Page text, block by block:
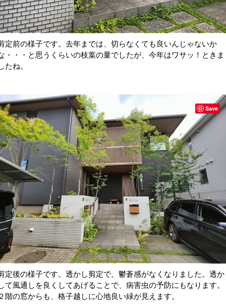
定前の様子です。去年までは、切らなくても良いんじゃないか
・・・と思うくらいの枝葉の量でしたが、今年はワサッ！ときま
たね。
定後の様子です。透かし剪定で、鬱蒼感がなくなりました。透か
て風通しを良くしてあげることで、病害虫の予防にもなります。
階の窓からも、格子越しに心地良い緑が見えます。
Save